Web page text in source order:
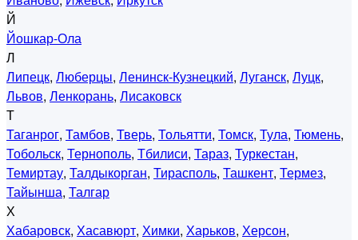
Й
Йошкар-Ола
Л
Липецк, Люберцы, Ленинск-Кузнецкий, Луганск, Луцк,
Львов, Ленкорань, Лисаковск
Т
Таганрог, Тамбов, Тверь, Тольятти, Томск, Тула, Тюмень,
Тобольск, Тернополь, Тбилиси, Тараз, Туркестан,
Темиртау, Талдыкорган, Тирасполь, Ташкент, Термез,
Тайынша, Талгар
Х
Хабаровск, Хасавюрт, Химки, Харьков, Херсон,